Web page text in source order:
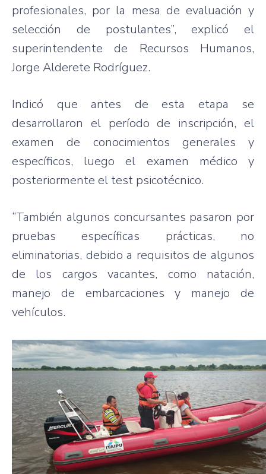
profesionales, por la mesa de evaluación y
selección de postulantes”, explicó el
superintendente de Recursos Humanos,
Jorge Alderete Rodríguez.
Indicó que antes de esta etapa se
desarrollaron el período de inscripción, el
examen de conocimientos generales y
específicos, luego el examen médico y
posteriormente el test psicotécnico.
“También algunos concursantes pasaron por
pruebas específicas prácticas, no
eliminatorias, debido a requisitos de algunos
de los cargos vacantes, como natación,
manejo de embarcaciones y manejo de
vehículos.